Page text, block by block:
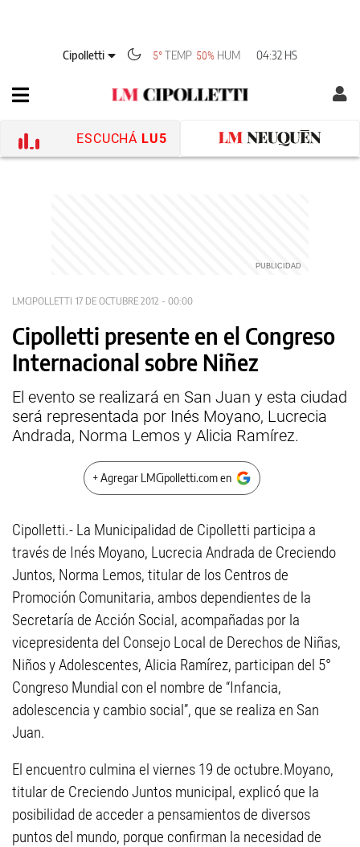
Cipolletti 5° TEMP 50% HUM 04:32 HS
ESCUCHÁ LU5
LMCIPOLLETTI 17 DE OCTUBRE 2012 - 00:00
Cipolletti presente en el Congreso
Internacional sobre Niñez
El evento se realizará en San Juan y esta ciudad
será representada por Inés Moyano, Lucrecia
Andrada, Norma Lemos y Alicia Ramírez.
+ Agregar LMCipolletti.com en
Cipolletti.- La Municipalidad de Cipolletti participa a
través de Inés Moyano, Lucrecia Andrada de Creciendo
Juntos, Norma Lemos, titular de los Centros de
Promoción Comunitaria, ambos dependientes de la
Secretaría de Acción Social, acompañadas por la
vicepresidenta del Consejo Local de Derechos de Niñas,
Niños y Adolescentes, Alicia Ramírez, participan del 5°
Congreso Mundial con el nombre de “Infancia,
adolescencia y cambio social”, que se realiza en San
Juan.
El encuentro culmina el viernes 19 de octubre.Moyano,
titular de Creciendo Juntos municipal, explicó que la
posibilidad de acceder a pensamientos de diversos
puntos del mundo, porque confirman la necesidad de